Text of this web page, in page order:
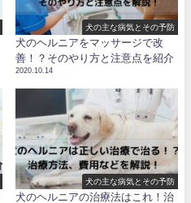
犬の主な病気とその予防
犬のヘルニアをマッサージで改
善！？そのやり方と注意点を紹介
2020.10.14
犬の主な病気とその予防
犬のヘルニアの治療法はこれ！治